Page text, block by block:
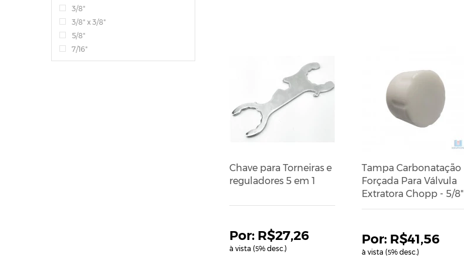
3/8"
3/8" x 3/8"
5/8"
7/16"
Chave para Torneiras e
reguladores 5 em 1
R$27,26
à vista (5% desc.)
Tampa Carbonatação
Forçada Para Válvula
Extratora Chopp - 5/8"
R$41,56
à vista (5% desc.)